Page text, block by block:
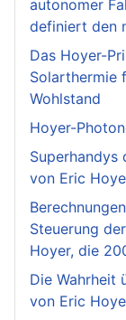
autonomer
definiert den
Das Hoyer-
Solarthermie
Wohlstand
Hoyer-
Superhandys
von Eric
Steuerung
Hoyer, die
Die Wahrheit
von Eric